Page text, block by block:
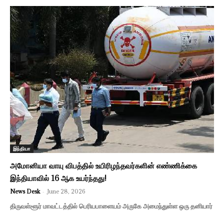
இந்தியா
அமோனியா வாயு விபத்தில் உயிரிழந்தவர்களின் எண்ணிக்கை
இந்தியாவில் 16 ஆக உயர்ந்தது!
News Desk - June 28, 2026
திருவள்ளூர் மாவட்டத்தில் பெரியபாளையம் அருகே அமைந்துள்ள ஒரு தனியார்